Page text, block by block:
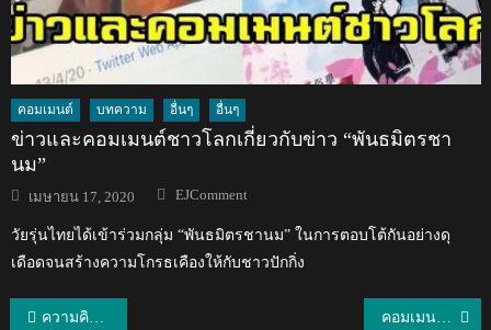
คอมเมนต์ บทความ อื่นๆ อื่นๆ
ข่าวและคอมเมนต์ชาวโลกเกี่ยวกับข่าว “พันธมิตรชา
นม”
Posted
on
เมษายน 17, 2020 Author
EJComment
วัยรุ่นไทยได้เข้าร่วมกลุ่ม “พันธมิตรชานม” ในการตอบโต้กันอย่างดุ
เดือดจนสร้างความโกรธเคืองให้กับชาวปักกิ่ง
แนะแนว
ความคิดเห็นแฟนบอลเมียนมาหลังอ่องทู ทำประตูช่วยให้กับโปลิส เทโรชนะซูวอน เอฟซี 3-0 คอมเมนต์อาเซียนและต่างชาติเปรียบเทียบกัวลาลัมเปอร์-กรุงเทพฯ-จากาตาร์